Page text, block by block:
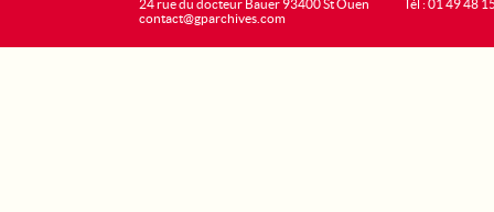
24 rue du docteur Bauer 93400 St Ouen
contact@gparchives.com
Tél : 01 49 48